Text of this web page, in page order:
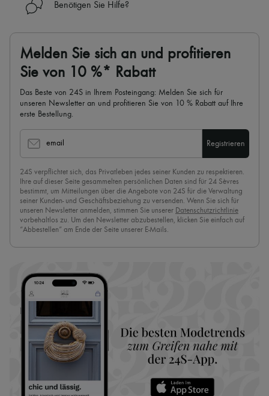
Benötigen Sie Hilfe?
Melden Sie sich an und profitieren
Sie von 10 %* Rabatt
Das Beste von 24S in Ihrem Posteingang: Melden Sie sich für
unseren Newsletter an und profitieren Sie von 10 % Rabatt auf Ihre
erste Bestellung.
email Registrieren
24S verpflichtet sich, das Privatleben jedes seiner Kunden zu respektieren.
Ihre auf dieser Seite gesammelten persönlichen Daten sind für 24 Sèvres
bestimmt, um Mitteilungen über die Angebote von 24S für die Verwaltung
seiner Kunden- und Geschäftsbeziehung zu versenden. Wenn Sie sich für
unseren Newsletter anmelden, stimmen Sie unserer Datenschutzrichtlinie
vorbehaltlos zu. Um den Newsletter abzubestellen, klicken Sie einfach auf
“Abbestellen” am Ende der Seite unserer E-Mails.